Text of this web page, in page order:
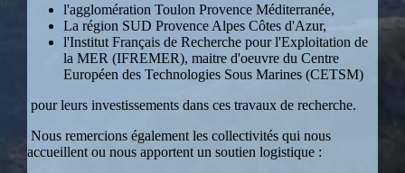
l'agglomération Toulon Provence Méditerranée,
La région SUD Provence Alpes Côtes d'Azur,
l'Institut Français de Recherche pour l'Exploitation de
la MER (IFREMER), maitre d'oeuvre du Centre
Européen des Technologies Sous Marines (CETSM)
pour leurs investissements dans ces travaux de recherche.
Nous remercions également les collectivités qui nous
accueillent ou nous apportent un soutien logistique :